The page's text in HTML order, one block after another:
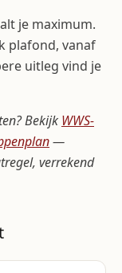
je maximum.
plafond, vanaf
uitleg vind je
Bekijk WWS-
—
verrekend